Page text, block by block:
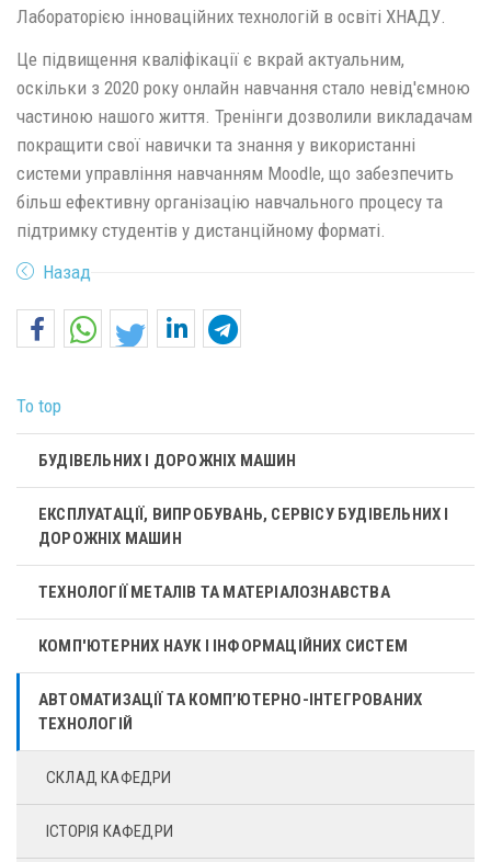
Лабораторією інноваційних технологій в освіті ХНАДУ.
Це підвищення кваліфікації є вкрай актуальним,
оскільки з 2020 року онлайн навчання стало невід'ємною
частиною нашого життя. Тренінги дозволили викладачам
покращити свої навички та знання у використанні
системи управління навчанням Moodle, що забезпечить
більш ефективну організацію навчального процесу та
підтримку студентів у дистанційному форматі.
Назад
To top
БУДІВЕЛЬНИХ І ДОРОЖНІХ МАШИН
ЕКСПЛУАТАЦІЇ, ВИПРОБУВАНЬ, СЕРВІСУ БУДІВЕЛЬНИХ І
ДОРОЖНІХ МАШИН
ТЕХНОЛОГІЇ МЕТАЛІВ ТА МАТЕРІАЛОЗНАВСТВА
КОМП'ЮТЕРНИХ НАУК І ІНФОРМАЦІЙНИХ СИСТЕМ
АВТОМАТИЗАЦІЇ ТА КОМП’ЮТЕРНО-ІНТЕГРОВАНИХ
ТЕХНОЛОГІЙ
СКЛАД КАФЕДРИ
ІСТОРІЯ КАФЕДРИ